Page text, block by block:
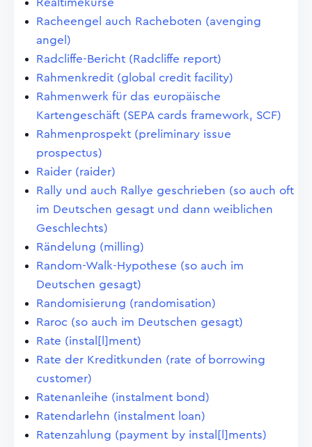
Realtimekurse
Racheengel auch Racheboten (avenging
angel)
Radcliffe-Bericht (Radcliffe report)
Rahmenkredit (global credit facility)
Rahmenwerk für das europäische
Kartengeschäft (SEPA cards framework, SCF)
Rahmenprospekt (preliminary issue
prospectus)
Raider (raider)
Rally und auch Rallye geschrieben (so auch oft
im Deutschen gesagt und dann weiblichen
Geschlechts)
Rändelung (milling)
Random-Walk-Hypothese (so auch im
Deutschen gesagt)
Randomisierung (randomisation)
Raroc (so auch im Deutschen gesagt)
Rate (instal[l]ment)
Rate der Kreditkunden (rate of borrowing
customer)
Ratenanleihe (instalment bond)
Ratendarlehn (instalment loan)
Ratenzahlung (payment by instal[l]ments)